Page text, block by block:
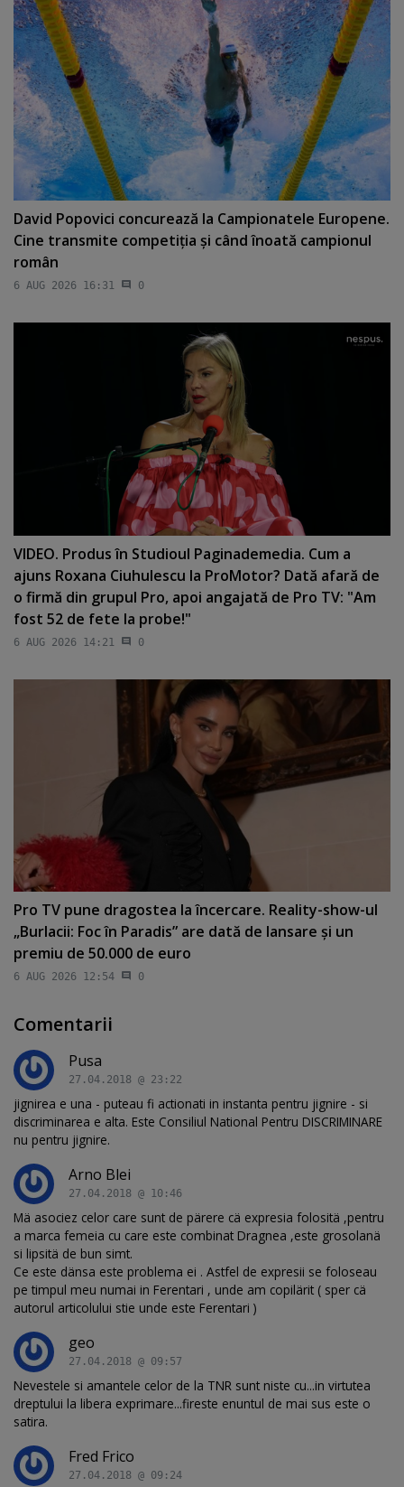
David Popovici concurează la Campionatele Europene.
Cine transmite competiţia şi când înoată campionul
român
6 AUG 2026 16:31 0
VIDEO. Produs în Studioul Paginademedia. Cum a
ajuns Roxana Ciuhulescu la ProMotor? Dată afară de
o firmă din grupul Pro, apoi angajată de Pro TV: "Am
fost 52 de fete la probe!"
6 AUG 2026 14:21 0
Pro TV pune dragostea la încercare. Reality-show-ul
„Burlacii: Foc în Paradis” are dată de lansare şi un
premiu de 50.000 de euro
6 AUG 2026 12:54 0
Comentarii
Pusa
27.04.2018 @ 23:22
jignirea e una - puteau fi actionati in instanta pentru jignire - si
discriminarea e alta. Este Consiliul National Pentru DISCRIMINARE
nu pentru jignire.
Arno Blei
27.04.2018 @ 10:46
Mä asociez celor care sunt de pärere cä expresia folositä ,pentru
a marca femeia cu care este combinat Dragnea ,este grosolanä
si lipsitä de bun simt.
Ce este dänsa este problema ei . Astfel de expresii se foloseau
pe timpul meu numai in Ferentari , unde am copilärit ( sper cä
autorul articolului stie unde este Ferentari )
geo
27.04.2018 @ 09:57
Nevestele si amantele celor de la TNR sunt niste cu...in virtutea
dreptului la libera exprimare...fireste enuntul de mai sus este o
satira.
Fred Frico
27.04.2018 @ 09:24